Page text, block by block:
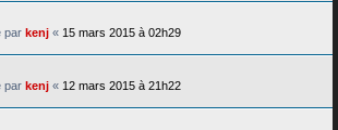
par kenj « 15 mars 2015 à 02h29
par kenj « 12 mars 2015 à 21h22